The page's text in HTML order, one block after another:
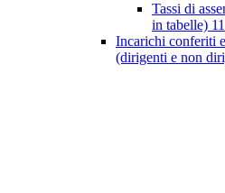
Tassi di
in tabelle) 11
Incarichi conferiti
(dirigenti e non